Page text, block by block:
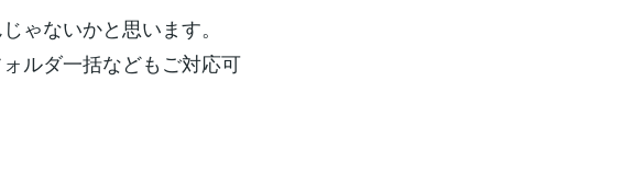
ゃないかと思います。
ルダ一括などもご対応可